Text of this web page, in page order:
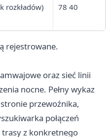
rozkładów)
78 40
rejestrowane.
oraz sieć linii
nocne. Pełny wykaz
przewoźnika,
połączeń
z konkretnego